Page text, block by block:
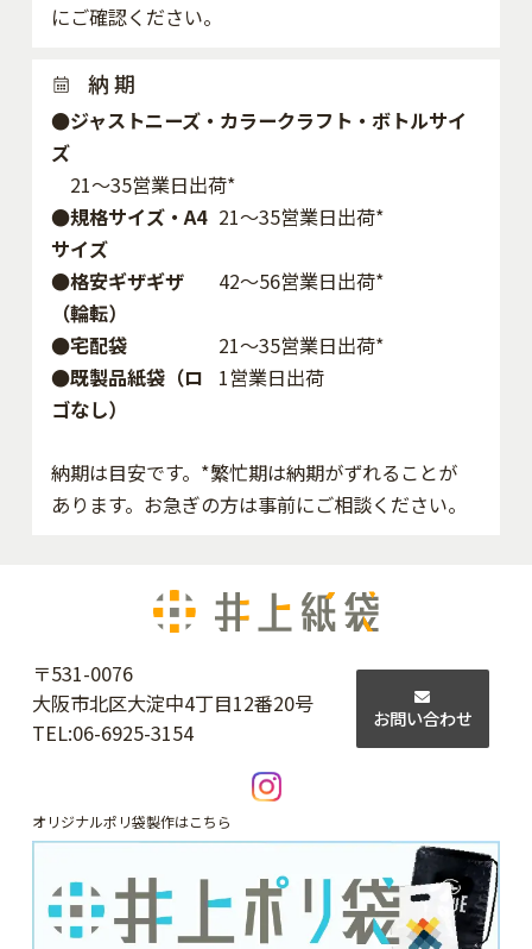
にご確認ください。
納 期
●ジャストニーズ・カラークラフト・ボトルサイ
ズ
21～35営業日出荷*
●規格サイズ・A4
サイズ
21～35営業日出荷*
●格安ギザギザ
（輪転）
42〜56営業日出荷*
●宅配袋
21～35営業日出荷*
●既製品紙袋（ロ
ゴなし）
1営業日出荷
納期は目安です。*繁忙期は納期がずれることが
あります。お急ぎの方は事前にご相談ください。
〒531-0076
大阪市北区大淀中4丁目12番20号
TEL:06-6925-3154
お問い合わせ
オリジナルポリ袋製作はこちら